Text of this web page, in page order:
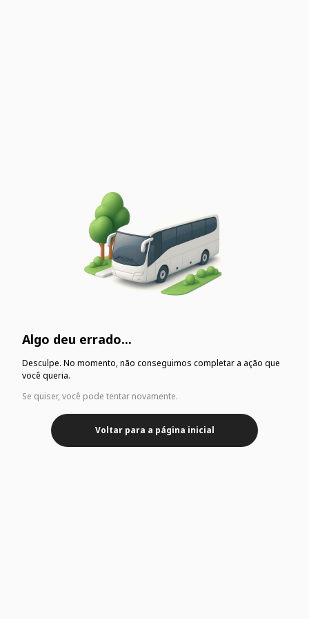
Algo deu errado...
Desculpe. No momento, não conseguimos completar a ação que
você queria.
Se quiser, você pode tentar novamente.
Voltar para a página inicial